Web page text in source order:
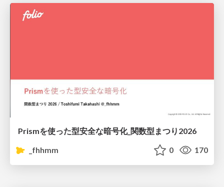
Prismを使った型安全な暗号化_関数型まつり2026
_fhhmm
0 170